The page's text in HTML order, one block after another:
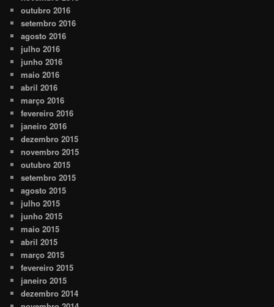
outubro 2016
setembro 2016
agosto 2016
julho 2016
junho 2016
maio 2016
abril 2016
março 2016
fevereiro 2016
janeiro 2016
dezembro 2015
novembro 2015
outubro 2015
setembro 2015
agosto 2015
julho 2015
junho 2015
maio 2015
abril 2015
março 2015
fevereiro 2015
janeiro 2015
dezembro 2014